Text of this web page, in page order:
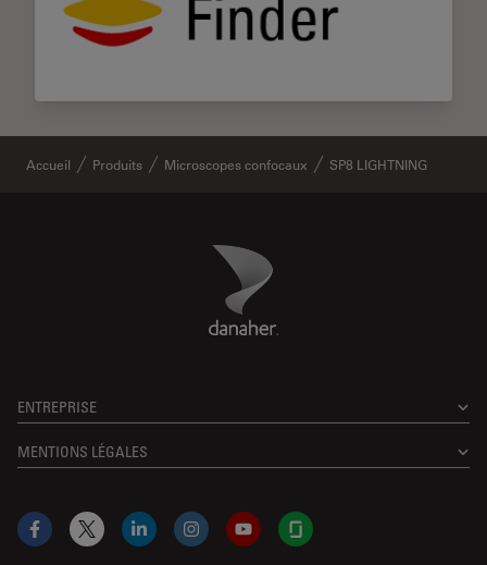
Accueil Produits Microscopes confocaux SP8 LIGHTNING
Danaher Logo
ENTREPRISE
MENTIONS LÉGALES
Facebook
X LinkedInInstagramYouTubeGlassdoor